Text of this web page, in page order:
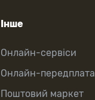
Інше
Онлайн-сервіси
Онлайн-передплата
Поштовий маркет